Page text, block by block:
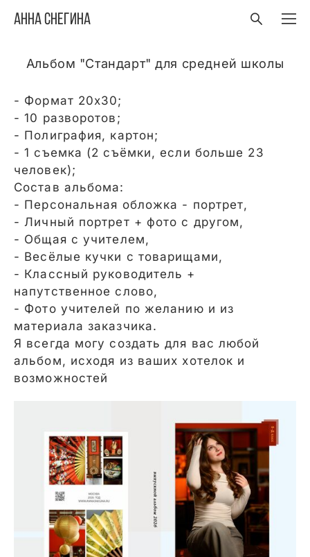
Анна Снегина
Альбом "Стандарт" для средней школы
- Формат 20х30;
- 10 разворотов;
- Полиграфия, картон;
- 1 съемка (2 съёмки, если больше 23
человек);
Состав альбома:
- Персональная обложка - портрет,
- Личный портрет + фото с другом,
- Общая с учителем,
- Весёлые кучки с товарищами,
- Классный руководитель +
напутственное слово,
- Фото учителей по желанию и из
материала заказчика.
Я всегда могу создать для вас любой
альбом, исходя из ваших хотелок и
возможностей